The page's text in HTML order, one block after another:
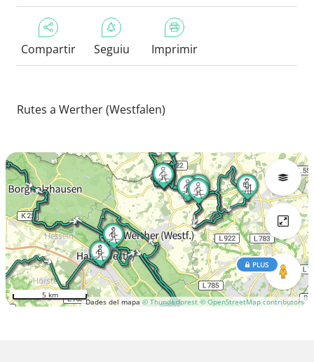
Compartir Seguiu Imprimir
Rutes a Werther (Westfalen)
Dades del mapa© Thunderforest © OpenStreetMap contributors
PLUS
5 km